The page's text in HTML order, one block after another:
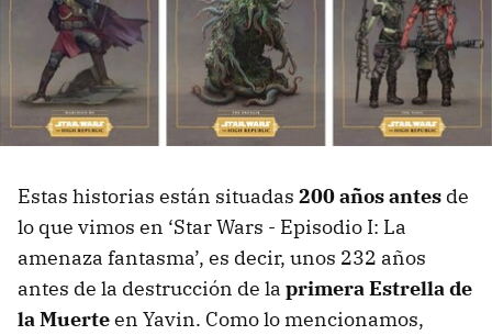
Estas historias están situadas 200 años antes de
lo que vimos en ‘Star Wars - Episodio I: La
amenaza fantasma’, es decir, unos 232 años
antes de la destrucción de la primera Estrella de
la Muerteen Yavin. Como lo mencionamos,